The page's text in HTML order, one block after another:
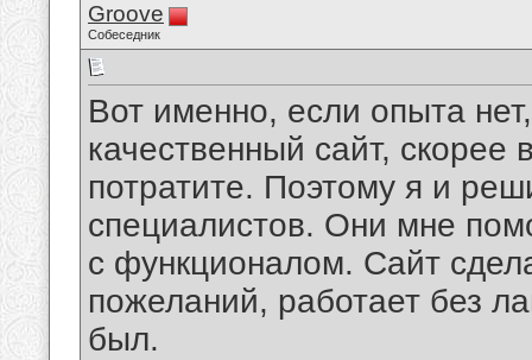
Groove
Собеседник
Вот именно, если опыта
качественный сайт, скорее
потратите. Поэтому я и
специалистов. Они мне
с функционалом. Сайт
пожеланий, работает без
был.